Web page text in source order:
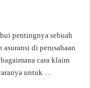
pentingnya sebuah
di perusahaan
cara klaim
untuk …